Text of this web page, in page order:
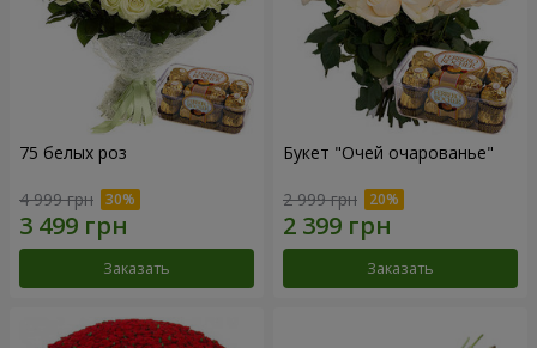
75 белых роз
4 999 грн
Заказать
Букет "Очей очарованье"
2 999 грн
Заказать